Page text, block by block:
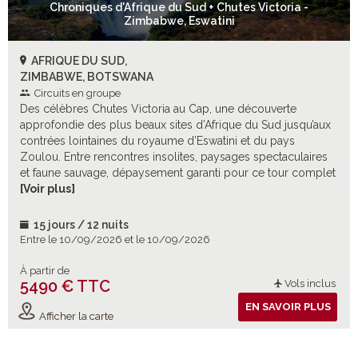
Chroniques d'Afrique du Sud + Chutes Victoria -
Zimbabwe, Eswatini
AFRIQUE DU SUD,
ZIMBABWE, BOTSWANA
Circuits en groupe
Des célèbres Chutes Victoria au Cap, une découverte
approfondie des plus beaux sites d’Afrique du Sud jusqu’aux
contrées lointaines du royaume d’Eswatini et du pays
Zoulou. Entre rencontres insolites, paysages spectaculaires
et faune sauvage, dépaysement garanti pour ce tour complet
de la « nation arc-en-ciel ».
[Voir plus]
15 jours / 12 nuits
Entre le 10/09/2026 et le 10/09/2026
À partir de
5490 € TTC Vols inclus
Afficher la carte
EN SAVOIR PLUS